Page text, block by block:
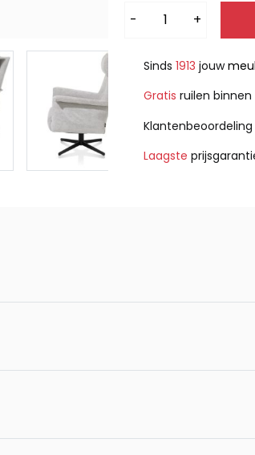
- +
Alternative:
Sinds 1913 jouw
Gratis ruilen
Klantenbeoordeling
Laagste